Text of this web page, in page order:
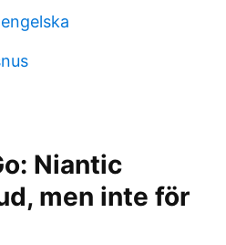
Niantic
men inte för